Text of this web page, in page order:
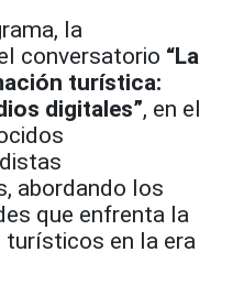
la
conversatorio “La
turística:
digitales”, en el
abordando los
que enfrenta la
en la era